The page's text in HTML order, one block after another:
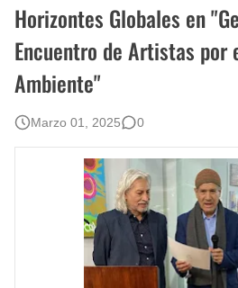
Horizontes Globales en
Encuentro de Artistas por
Ambiente"
Marzo 01, 2025 0